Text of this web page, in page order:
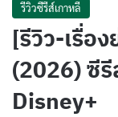
รีวิวซีรีส์เกาหลี
[รีวิว-เรื่อ
(2026) ซี
Disney+